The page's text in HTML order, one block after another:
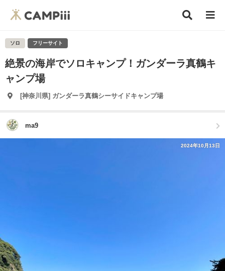
ソロ フリーサイト
絶景の海岸でソロキャンプ！ガンダーラ真鶴キ
ャンプ場
[神奈川県] ガンダーラ真鶴シーサイドキャンプ場
ma9
2024年10月13日